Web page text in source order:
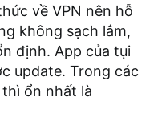
về VPN nên hỗ
không sạch lắm,
định. App của tụi
update. Trong các
ổn nhất là